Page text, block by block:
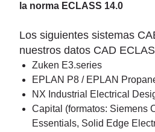
la norma ECLASS 14.0
Los siguientes sistemas
nuestros datos CAD
Zuken E3.series
EPLAN P8 / EPLAN
NX Industrial Electrical
Capital (formatos: Siemens
Essentials, Solid Edge